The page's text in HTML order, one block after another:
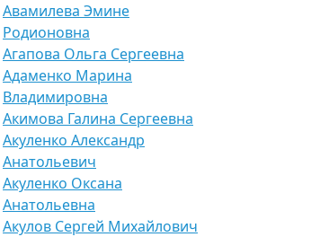
Авамилева Эмине
Родионовна
Агапова Ольга Сергеевна
Адаменко Марина
Владимировна
Акимова Галина Сергеевна
Акуленко Александр
Анатольевич
Акуленко Оксана
Анатольевна
Акулов Сергей Михайлович